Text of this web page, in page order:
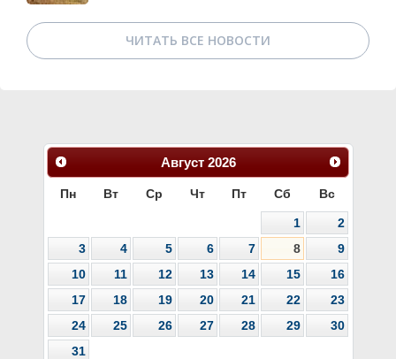
ЧИТАТЬ ВСЕ НОВОСТИ
Август 2026
Пн Вт Ср Чт Пт Сб Вс
1
2
3
4 5 6 7 8
9
10
11 12 13 14 15
16
17
18 19 20 21 22
23
24
25 26 27 28 29
30
31